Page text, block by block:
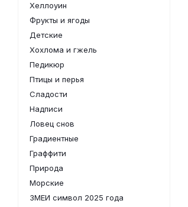
Хеллоуин
Фрукты и ягоды
Детские
Хохлома и гжель
Педикюр
Птицы и перья
Сладости
Надписи
Ловец снов
Градиентные
Граффити
Природа
Морские
ЗМЕИ символ 2025 года